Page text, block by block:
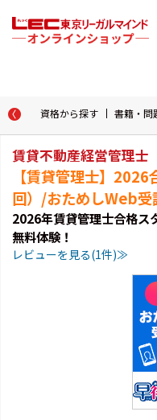
資格から探す 書籍・問
賃貸不動産経営管理士
【賃貸管理士】
回）/おためしWeb受
2026年賃貸管理士合格ス
無料体験！
レビューを見る(1件)≫